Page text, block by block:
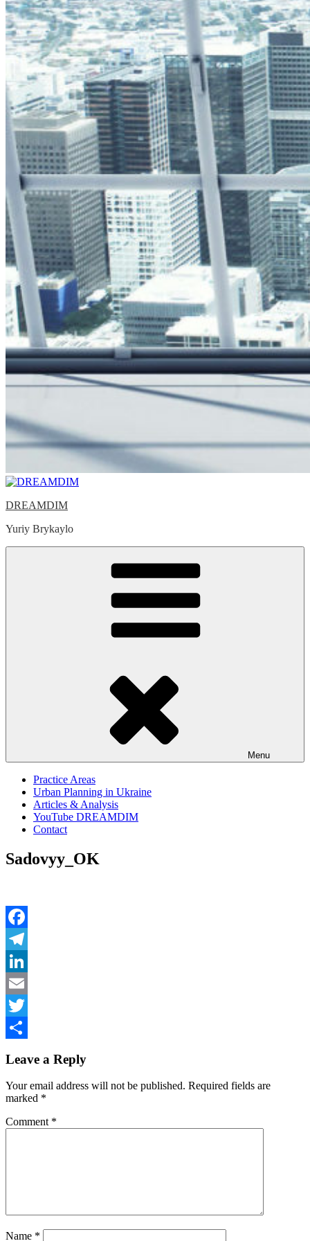
DREAMDIM
Yuriy Brykaylo
Menu
Practice Areas
Urban Planning in Ukraine
Articles & Analysis
YouTube DREAMDIM
Contact
Sadovyy_OK
Facebook
Telegram
LinkedIn
Email
Twitter
Leave a Reply
Your email address will not be published. Required fields are
marked *
Comment *
Name *